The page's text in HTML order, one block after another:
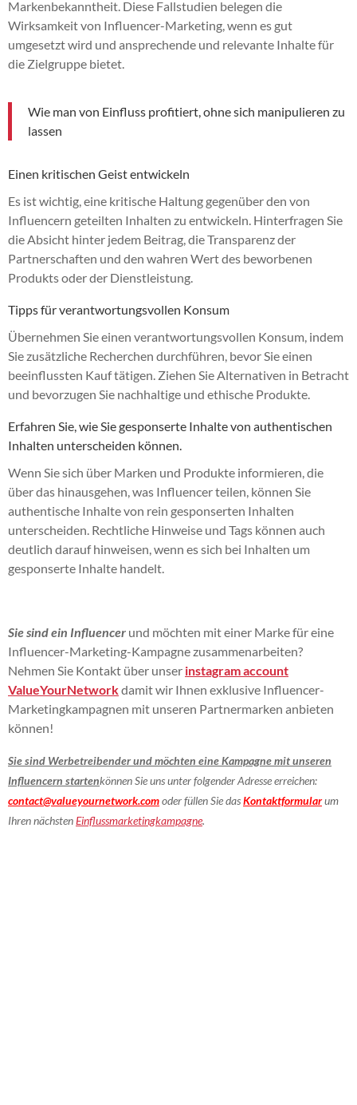
Markenbekanntheit. Diese Fallstudien belegen die
Wirksamkeit von Influencer-Marketing, wenn es gut
umgesetzt wird und ansprechende und relevante Inhalte für
die Zielgruppe bietet.
Wie man von Einfluss profitiert, ohne sich manipulieren zu
lassen
Einen kritischen Geist entwickeln
Es ist wichtig, eine kritische Haltung gegenüber den von
Influencern geteilten Inhalten zu entwickeln. Hinterfragen Sie
die Absicht hinter jedem Beitrag, die Transparenz der
Partnerschaften und den wahren Wert des beworbenen
Produkts oder der Dienstleistung.
Tipps für verantwortungsvollen Konsum
Übernehmen Sie einen verantwortungsvollen Konsum, indem
Sie zusätzliche Recherchen durchführen, bevor Sie einen
beeinflussten Kauf tätigen. Ziehen Sie Alternativen in Betracht
und bevorzugen Sie nachhaltige und ethische Produkte.
Erfahren Sie, wie Sie gesponserte Inhalte von authentischen
Inhalten unterscheiden können.
Wenn Sie sich über Marken und Produkte informieren, die
über das hinausgehen, was Influencer teilen, können Sie
authentische Inhalte von rein gesponserten Inhalten
unterscheiden. Rechtliche Hinweise und Tags können auch
deutlich darauf hinweisen, wenn es sich bei Inhalten um
gesponserte Inhalte handelt.
Sie sind ein Influencer und möchten mit einer Marke für eine
Influencer-Marketing-Kampagne zusammenarbeiten?
Nehmen Sie Kontakt über unser instagram account
ValueYourNetworkdamit wir Ihnen exklusive Influencer-
Marketingkampagnen mit unseren Partnermarken anbieten
können!
Sie sind Werbetreibender und möchten eine Kampagne mit unseren
Influencern startenkönnen Sie uns unter folgender Adresse erreichen:
contact@valueyournetwork.comoder füllen Sie dasKontaktformularum
Ihren nächstenEinflussmarketingkampagne.